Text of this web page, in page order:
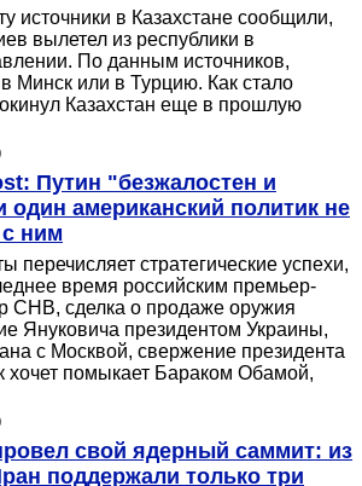
источники в Казахстане сообщили,
вылетел из республики в
По данным источников,
Минск или в Турцию. Как стало
Казахстан еще в прошлую
Путин "безжалостен и
один американский политик не
ним
перечисляет стратегические успехи,
время российским премьер-
СНВ, сделка о продаже оружия
Януковича президентом Украины,
с Москвой, свержение президента
хочет помыкает Бараком Обамой,
свой ядерный саммит: из
поддержали только три